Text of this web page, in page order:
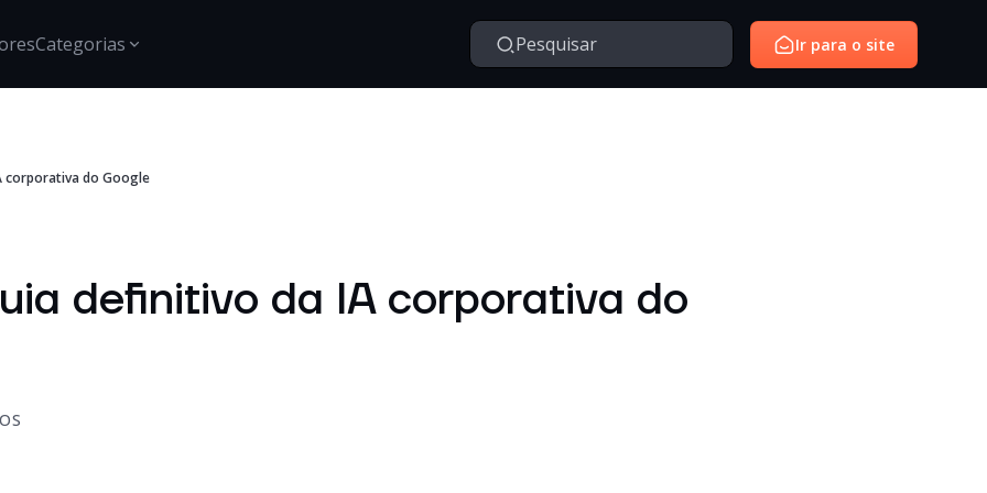
Categorias
Segurança
Estratégias para proteção de dados, gestão de acessos e
inovação e transformação digital no mercado
corporativo.
ambientes corporativos.
Ir para o site
corporativa do Google
definitivo da IA corporativa do